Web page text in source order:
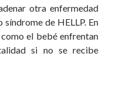
otra enfermedad
de HELLP. En
el bebé enfrentan
si no se recibe